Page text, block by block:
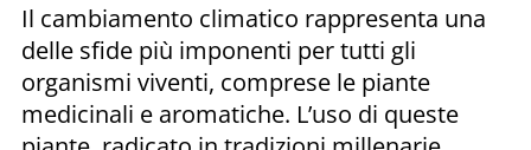
Il cambiamento climatico rappresenta una
delle sfide più imponenti per tutti gli
organismi viventi, comprese le piante
medicinali e aromatiche. L’uso di queste